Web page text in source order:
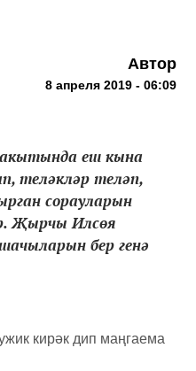
Автор
8 апреля 2019 - 06:09
еш кына
теләкләр теләп,
сорауларын
Җырчы Илсөя
бер генә